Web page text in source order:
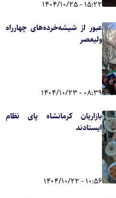
15:22 - 1404/10/25
عبور از شیشه‌خرده‌های چهارراه
ولیعصر
08:39 - 1404/10/23
بازاریان کرمانشاه پای نظام
ایستادند
10:56 - 1404/10/22